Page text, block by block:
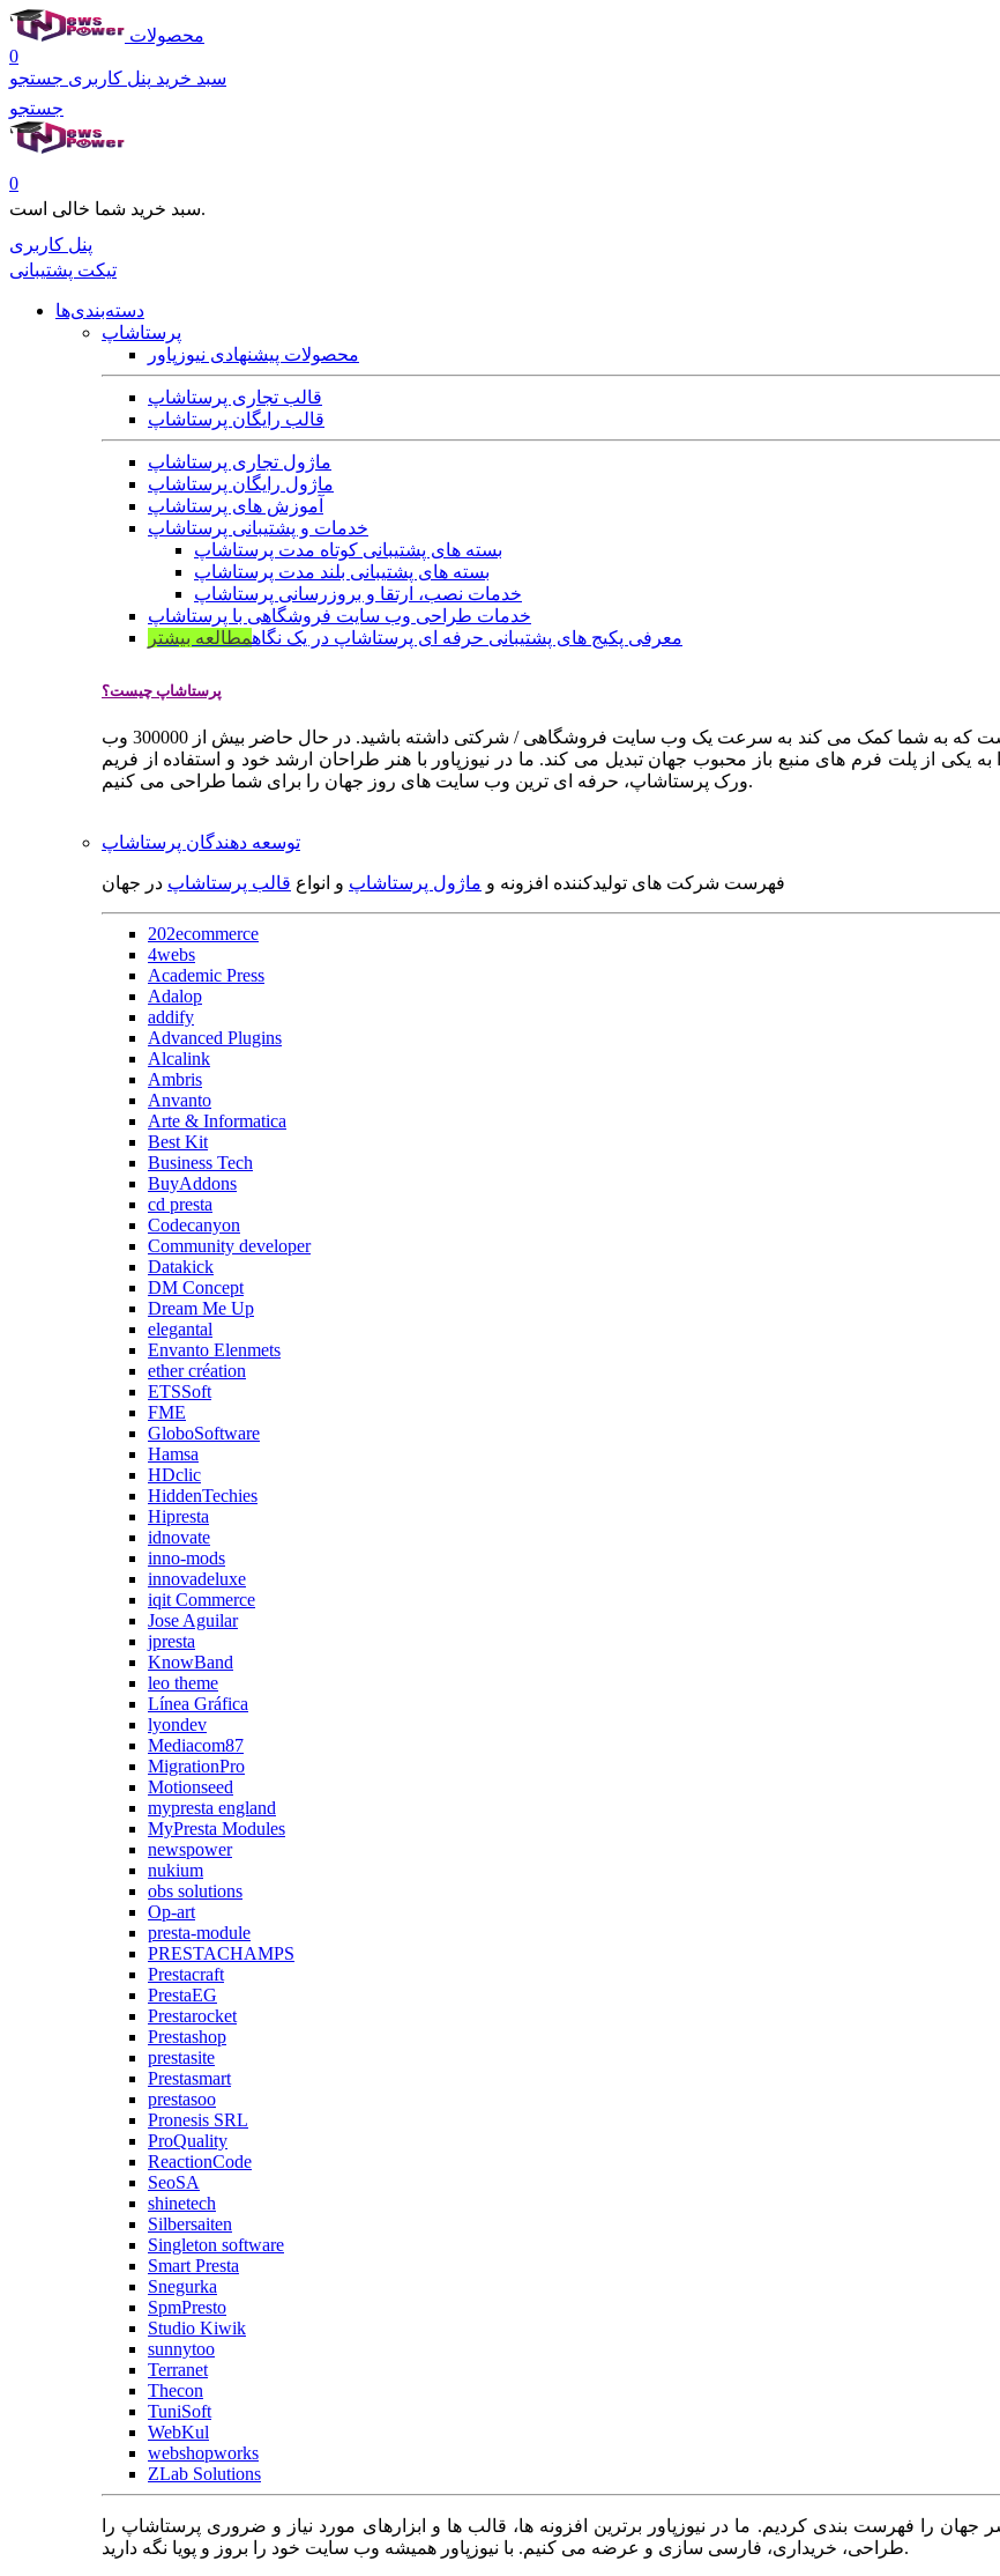
محصولات
0
سبد خرید پنل کاربری جستجو
جستجو
0
سبد خرید شما خالی است.
پنل کاربری
تیکت پشتیبانی
دسته‌بندی‌ها
پرستاشاپ
محصولات پیشنهادی نیوزپاور
قالب تجاری پرستاشاپ
قالب رایگان پرستاشاپ
ماژول تجاری پرستاشاپ
ماژول رایگان پرستاشاپ
آموزش های پرستاشاپ
خدمات و پشتیبانی پرستاشاپ
بسته های پشتیبانی کوتاه مدت پرستاشاپ
بسته های پشتیبانی بلند مدت پرستاشاپ
خدمات نصب، ارتقا و بروزرسانی پرستاشاپ
خدمات طراحی وب سایت فروشگاهی با پرستاشاپ
معرفی پکیج های پشتیبانی حرفه ای پرستاشاپ در یک نگاهمطالعه بیشتر
پرستاشاپ چیست؟
پرستاشاپ یک سیستم مدیریت وب سایت / فروشگاه آنلاین اپن سورس است که به شما کمک می کند به سرعت یک وب سایت فروشگاهی / شرکتی داشته باشید. در حال حاضر بیش از 300000 وب
از پلت فرم های منبع باز محبوب جهان تبدیل می کند. ما در نیوزپاور با هنر طراحان ارشد خود و استفاده از فریم
ورک پرستاشاپ، حرفه ای ترین وب سایت های روز جهان را برای شما طراحی می کنیم.
توسعه دهندگان پرستاشاپ
فهرست شرکت های تولیدکننده افزونه و ماژول پرستاشاپ و انواع قالب پرستاشاپ در جهان
202ecommerce
4webs
Academic Press
Adalop
addify
Advanced Plugins
Alcalink
Ambris
Anvanto
Arte & Informatica
Best Kit
Business Tech
BuyAddons
cd presta
Codecanyon
Community developer
Datakick
DM Concept
Dream Me Up
elegantal
Envanto Elenmets
ether création
ETSSoft
FME
GloboSoftware
Hamsa
HDclic
HiddenTechies
Hipresta
idnovate
inno-mods
innovadeluxe
iqit Commerce
Jose Aguilar
jpresta
KnowBand
leo theme
Línea Gráfica
lyondev
Mediacom87
MigrationPro
Motionseed
mypresta england
MyPresta Modules
newspower
nukium
obs solutions
Op-art
presta-module
PRESTACHAMPS
Prestacraft
PrestaEG
Prestarocket
Prestashop
prestasite
Prestasmart
prestasoo
Pronesis SRL
ProQuality
ReactionCode
SeoSA
shinetech
Silbersaiten
Singleton software
Smart Presta
Snegurka
SpmPresto
Studio Kiwik
sunnytoo
Terranet
Thecon
TuniSoft
WebKul
webshopworks
ZLab Solutions
را فهرست بندی کردیم. ما در نیوزپاور برترین افزونه ها، قالب ها و ابزارهای مورد نیاز و ضروری پرستاشاپ را
طراحی، خریداری، فارسی سازی و عرضه می کنیم. با نیوزپاور همیشه وب سایت خود را بروز و پویا نگه دارید.